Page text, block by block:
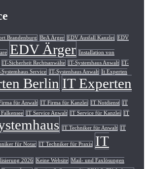
Brandenburg BeA Ärger EDV Ausfall Kanzlei EDV
EDV Ärger Installation von
IT-Sicherheit Rechtsanwälte IT-Systemhaus Anwalt IT-
Service IT-Systenhaus Anwalt It Experten
Berlin IT Experten
für Anwalt IT Firma für Kanzlei IT Notdienst IT
IT Service Anwalt IT Service für Kanzlei IT
IT Techniker für Anwalt IT
für Notar IT Techniker für Praxis
IT
2026 Keine Website Mail- und Faxlösungen